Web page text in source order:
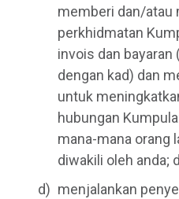
memberi dan/atau
perkhidmatan
invois dan bayaran
dengan kad) dan
untuk
hubungan
mana-mana orang
diwakili oleh anda;
menjalankan